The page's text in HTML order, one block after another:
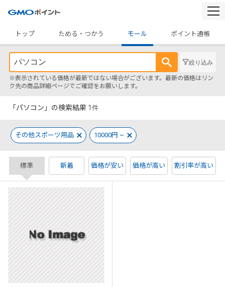
トップ
ためる・つかう モール ポイント通帳
絞り込み
※表示されている価格が最新ではない場合がございます。最新の価格はリン
ク先の商品詳細ページでご確認をお願いします。
「パソコン」の検索結果 1 件
その他スポーツ用品 10000円 ~
標準 新着 価格が安い 価格が高い 割引率が高い